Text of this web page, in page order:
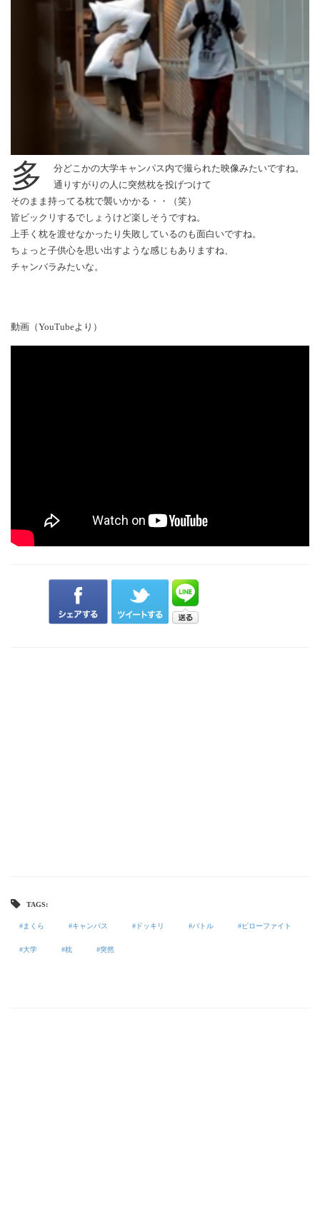
多
分どこかの大学キャンパス内で撮られた映像みたいですね。
通りすがりの人に突然枕を投げつけて
そのまま持ってる枕で襲いかかる・・（笑）
皆ビックリするでしょうけど楽しそうですね。
上手く枕を渡せなかったり失敗しているのも面白いですね。
ちょっと子供心を思い出すような感じもありますね、
チャンバラみたいな。
動画（YouTubeより）
TAGS:
まくら キャンパス ドッキリ バトル ピローファイト
大学 枕 突然